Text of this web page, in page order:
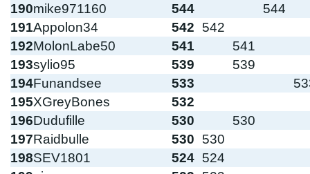
190mike971160 544
544
191Appolon34 542
542
192MolonLabe50 541
541
193sylio95 539
539
194Funandsee 533
195XGreyBones
532
196Dudufille 530
530
197Raidbulle 530
530
198SEV1801 524 524